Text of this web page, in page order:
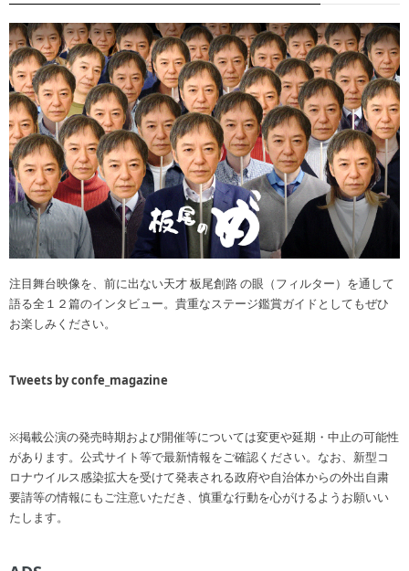
注目舞台映像を、前に出ない天才 板尾創路 の眼（フィルター）を通して
語る全１２篇のインタビュー。貴重なステージ鑑賞ガイドとしてもぜひ
お楽しみください。
Tweets by confe_magazine
※掲載公演の発売時期および開催等については変更や延期・中止の可能性
があります。公式サイト等で最新情報をご確認ください。なお、新型コ
ロナウイルス感染拡大を受けて発表される政府や自治体からの外出自粛
要請等の情報にもご注意いただき、慎重な行動を心がけるようお願いい
たします。